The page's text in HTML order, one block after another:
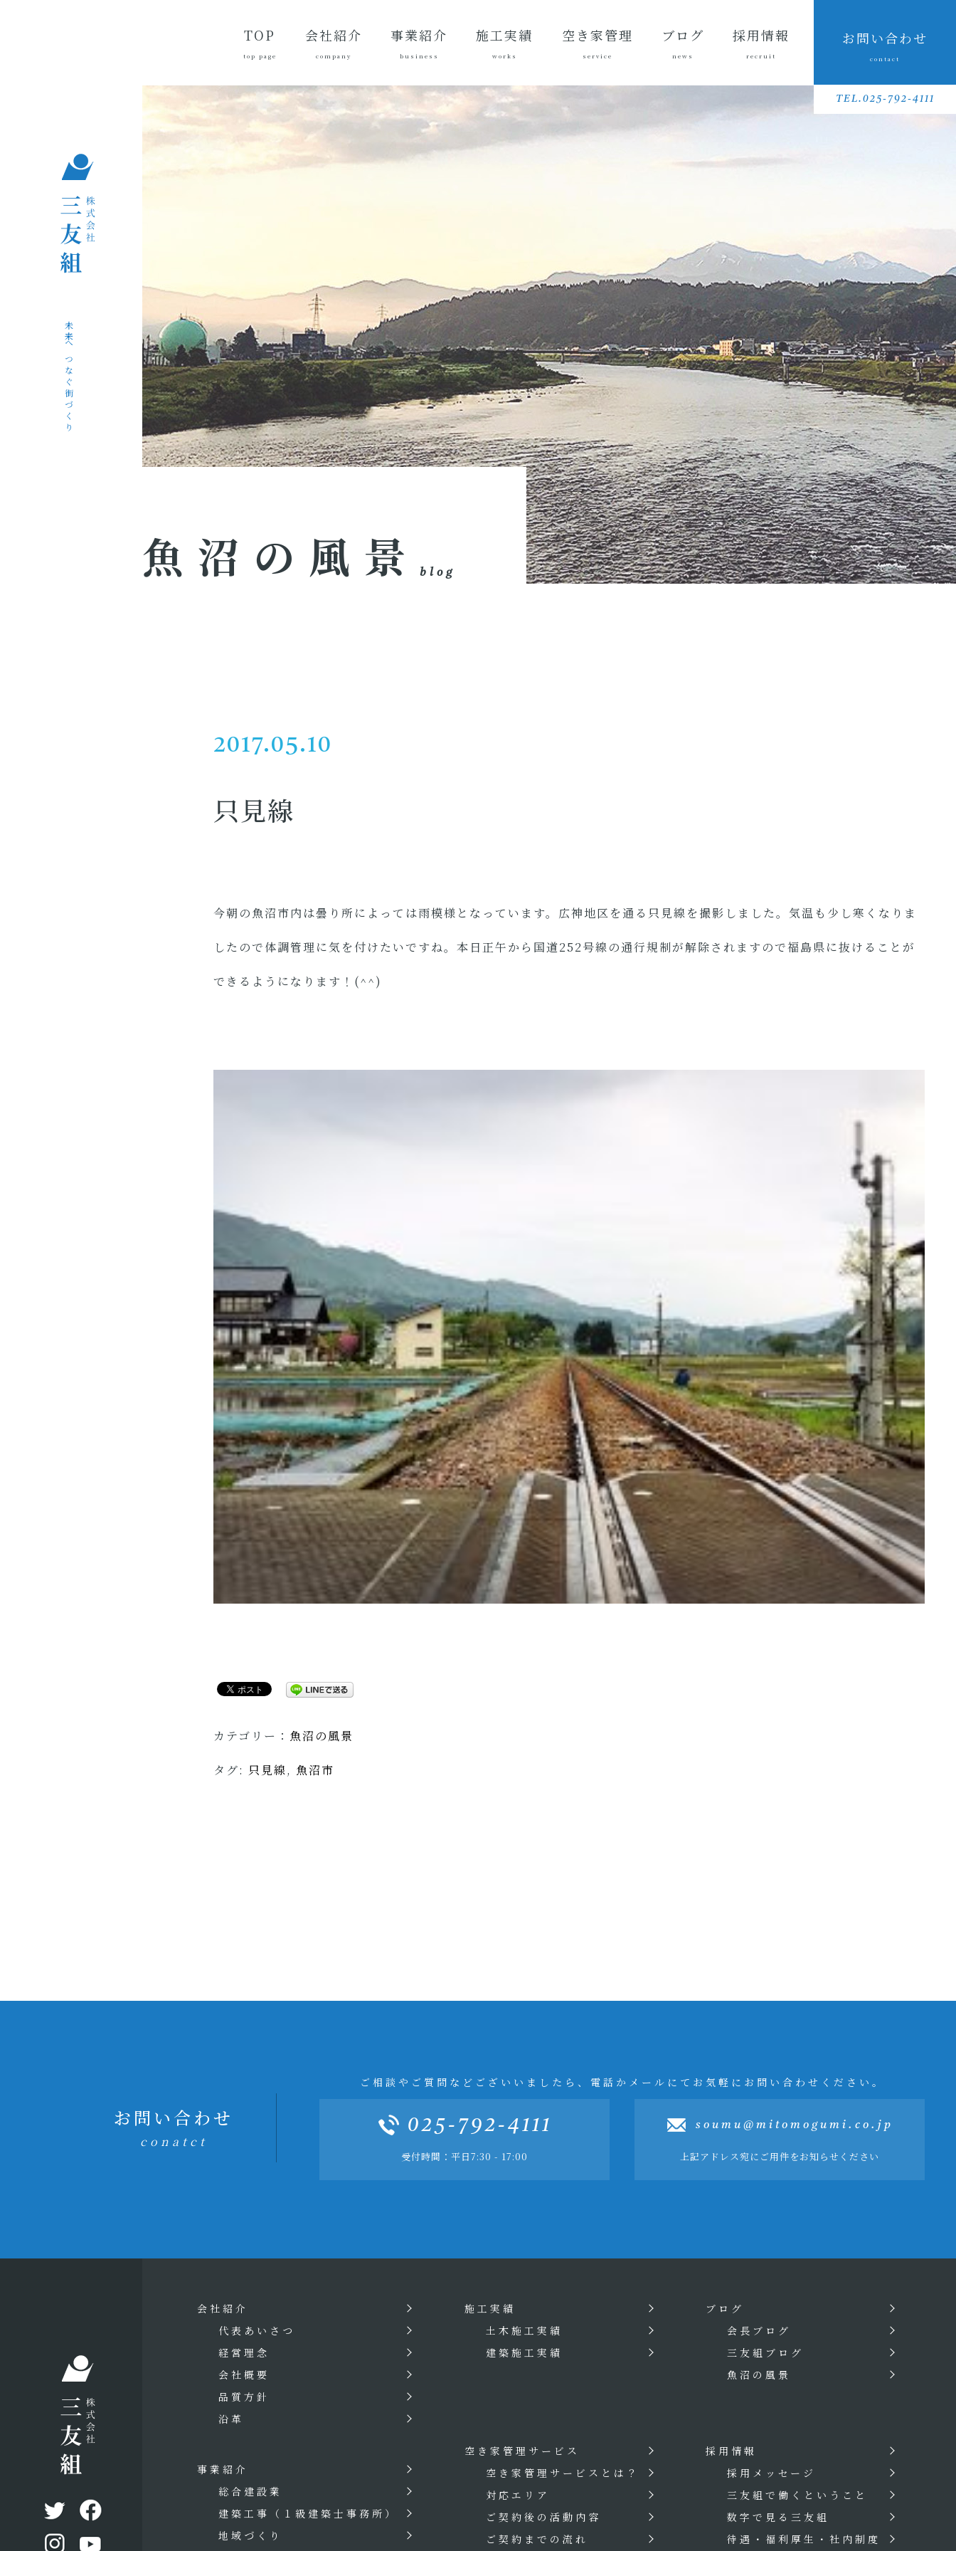
未来へつなぐ街づくり
TOP
top page
会社紹介
company
つ
事業紹介
business
施工実績
works
績
績
空き家管理
service
ービスとは？
動内容
流れ
ブログ
news
ログ
ブログ
風景
採用情報
recruit
ージ
くというこ
三友組
厚生・社内
動画
ンタビュー
るお問い合
お問い合わせ
contact
TEL.025-792-4111
魚沼の風景 blog
2017.05.10
只見線
今朝の魚沼市内は曇り所によっては雨模様となっています。広神地区を通る只見線を撮影しました。気温も少し寒くなりま
したので体調管理に気を付けたいですね。本日正午から国道252号線の通行規制が解除されますので福島県に抜けることが
できるようになります！(^^)
カテゴリー： 魚沼の風景
タグ: 只見線, 魚沼市
お問い合わせ
conatct
ご相談やご質問などございいましたら、電話かメールにてお気軽にお問い合わせください。
025-792-4111
受付時間：平日7:30 - 17:00
soumu@mitomogumi.co.jp
上記アドレス宛にご用件をお知らせください
会社紹介
代表あいさつ
経営理念
会社概要
品質方針
沿革
事業紹介
総合建設業
建築工事
（１級建築士事務所）
地域づくり
施工実績
土木施工実績
建築施工実績
空き家管理サービス
空き家管理サービスとは？
対応エリア
ご契約後の活動内容
ご契約までの流れ
ブログ
会長ブログ
三友組ブログ
魚沼の風景
採用情報
採用メッセージ
三友組で働くということ
数字で見る三友組
待遇・福利厚生・社内制度